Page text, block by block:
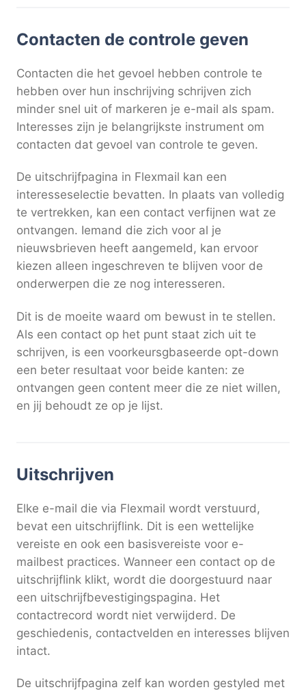
Contacten de controle geven
Contacten die het gevoel hebben controle te
hebben over hun inschrijving schrijven zich
minder snel uit of markeren je e-mail als spam.
Interesses zijn je belangrijkste instrument om
contacten dat gevoel van controle te geven.
De uitschrijfpagina in Flexmail kan een
interesseselectie bevatten. In plaats van volledig
te vertrekken, kan een contact verfijnen wat ze
ontvangen. Iemand die zich voor al je
nieuwsbrieven heeft aangemeld, kan ervoor
kiezen alleen ingeschreven te blijven voor de
onderwerpen die ze nog interesseren.
Dit is de moeite waard om bewust in te stellen.
Als een contact op het punt staat zich uit te
schrijven, is een voorkeursgbaseerde opt-down
een beter resultaat voor beide kanten: ze
ontvangen geen content meer die ze niet willen,
en jij behoudt ze op je lijst.
Uitschrijven
Elke e-mail die via Flexmail wordt verstuurd,
bevat een uitschrijflink. Dit is een wettelijke
vereiste en ook een basisvereiste voor e-
mailbest practices. Wanneer een contact op de
uitschrijflink klikt, wordt die doorgestuurd naar
een uitschrijfbevestigingspagina. Het
contactrecord wordt niet verwijderd. De
geschiedenis, contactvelden en interesses blijven
intact.
De uitschrijfpagina zelf kan worden gestyled met